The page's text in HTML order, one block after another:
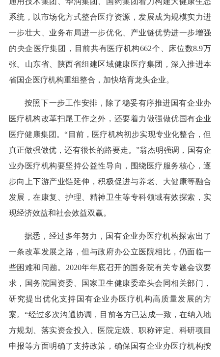
系统，以市场化方式整合医疗资源，发展成为规模实力进
一步壮大、业务布局进一步优化、产业链优势进一步增强
的央企医疗集团，目前共有医疗机构662个、床位数8.9万
张。山东省、陕西省组建区域健康医疗集团，深入推进本
省国企医疗机构重组整合，加快培育龙头企业。
按照下一步工作安排，除了稳妥有序推进国有企业办
医疗机构改革扫尾工作之外，还要着力做强做优国有企业
医疗健康集团。“目前，医疗机构初步实现专业化整合，但
真正做强做优，还有很长的路要走。”翁杰明强调，国有企
业办医疗机构要坚持公益性导向，围绕医疗服务核心，逐
步向上下游产业链延伸，积极促进与养老、大健康等融合
发展，在康复、护理、精神卫生等专科领域有效探索，实
现经济效益和社会效益双赢。
据悉，经过多年努力，国有企业办医疗机构探索出了
一条改革发展之路，但与政府办公立医院相比，仍面临一
些困难和问题。2020年年底召开的国务院有关专题会议要
求，国务院国资委、国家卫生健康委牵头会同相关部门，
研究提出优化支持国有企业办医疗机构高质量发展的方
案。“经过多次沟通协调，目前各方已达成一致，在纳入地
方规划、落实资金投入、医院定级、职称评定、科研项目
申报等方面明确了支持政策，确保国有企业办医疗机构按